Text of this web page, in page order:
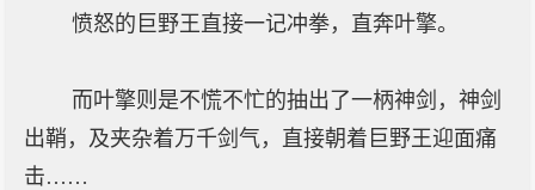
愤怒的巨野王直接一记冲拳，直奔叶擎。
而叶擎则是不慌不忙的抽出了一柄神剑，神剑
出鞘，及夹杂着万千剑气，直接朝着巨野王迎面痛
击……